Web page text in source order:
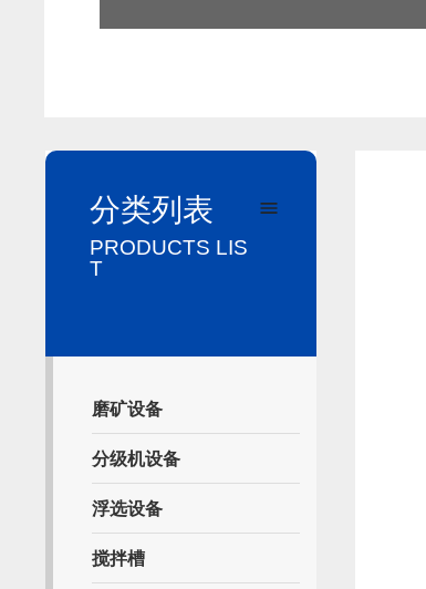
分类列表
PRODUCTS LIS
T
磨矿设备
分级机设备
浮选设备
搅拌槽